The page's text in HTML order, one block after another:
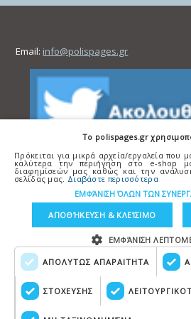
Email: info@polispages.gr
Copyright © polispages.gr Κατασκευή
To polispages.gr
Πρόκειται για μικρά αρχεία/εργαλεία
καλύτερα την περιήγηση στο e-shop
διαφημίσεών μας καθώς και την
σελίδας μας. Διαβάστε περισσότερα
ΕΜΦΆΝΙΣΗ ΌΛΩΝ ΤΩΝ
ΑΠΟΛΥΤΩΣ ΑΠΑΡΑΙΤΗΤΑ
ΣΤΟΧΕΥΣΗΣ
ΑΠΟΘΉΚΕΥΣΗ & ΚΛΕΊΣΙΜΟ
ΕΜΦΆΝΙΣΗ